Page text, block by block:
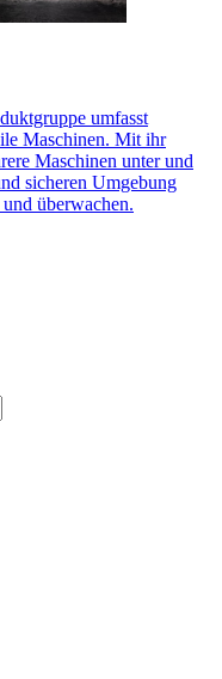
umfasst
Maschinen. Mit ihr
Maschinen unter und
sicheren Umgebung
und überwachen.